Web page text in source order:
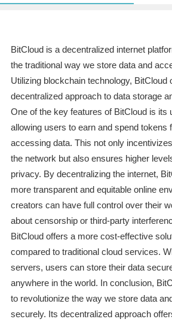
BitCloud is a decentralized internet
the traditional way we store data and
Utilizing blockchain technology, BitCloud
decentralized approach to data storage
One of the key features of BitCloud is its
allowing users to earn and spend tokens
accessing data. This not only
the network but also ensures higher
privacy. By decentralizing the internet,
more transparent and equitable online
creators can have full control over their
about censorship or third-party
BitCloud offers a more cost-effective
compared to traditional cloud services.
servers, users can store their data
anywhere in the world. In conclusion,
to revolutionize the way we store data
securely. Its decentralized approach